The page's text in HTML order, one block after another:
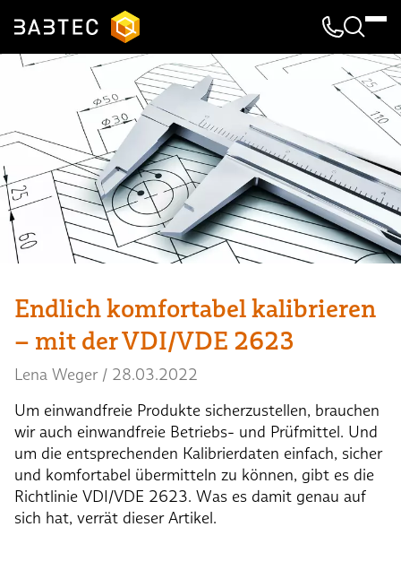
Suche
Kontakt &
Endlich komfortabel kalibrieren
– mit der VDI/VDE 2623
Lena Weger/ 28.03.2022
Um einwandfreie Produkte sicherzustellen, brauchen
wir auch einwandfreie Betriebs- und Prüfmittel. Und
um die entsprechenden Kalibrierdaten einfach, sicher
und komfortabel übermitteln zu können, gibt es die
Richtlinie VDI/VDE 2623. Was es damit genau auf
sich hat, verrät dieser Artikel.